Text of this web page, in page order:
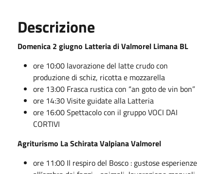
Descrizione
Domenica 2 giugno Latteria di Valmorel Limana BL
ore 10:00 lavorazione del latte crudo con
produzione di schiz, ricotta e mozzarella
ore 13:00 Frasca rustica con “an goto de vin bon”
ore 14:30 Visite guidate alla Latteria
ore 16:00 Spettacolo con il gruppo VOCI DAI
CORTIVI
Agriturismo La Schirata Valpiana Valmorel
ore 11:00 Il respiro del Bosco : gustose esperienze